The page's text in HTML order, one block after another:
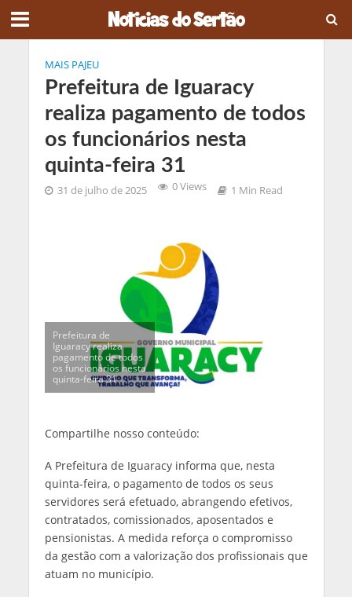
MAIS PAJEU
Prefeitura de Iguaracy
realiza pagamento de todos
os funcionários nesta
quinta-feira 31
31 de julho de 2025 0 Views 1 Min Read
Prefeitura de
Iguaracy realiza
pagamento de todos
os funcionários nesta
quinta-feira 31
Compartilhe nosso conteúdo:
A Prefeitura de Iguaracy informa que, nesta
quinta-feira, o pagamento de todos os seus
servidores será efetuado, abrangendo efetivos,
contratados, comissionados, aposentados e
pensionistas. A medida reforça o compromisso
da gestão com a valorização dos profissionais que
atuam no município.